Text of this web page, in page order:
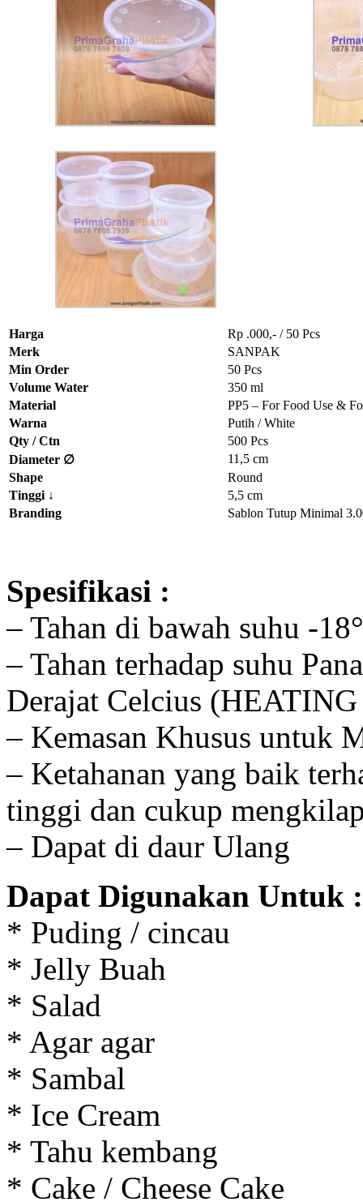
Harga
Rp .000,- / 50 Pcs
Merk
SANPAK
Min Order
50 Pcs
Volume Water
350 ml
Material
PP5 – For Food Use &
Warna
Putih / White
Qty / Ctn
500 Pcs
Diameter ∅
11,5 cm
Shape
Round
Tinggi ↓
5,5 cm
Branding
Sablon Tutup Minimal
Spesifikasi :
– Tahan di bawah suhu -
– Tahan terhadap suhu
Derajat Celcius
– Kemasan Khusus untuk
– Ketahanan yang baik
tinggi dan cukup
– Dapat di daur Ulang
Dapat Digunakan Untuk :
* Puding / cincau
* Jelly Buah
* Salad
* Agar agar
* Sambal
* Ice Cream
* Tahu kembang
* Cake / Cheese Cake